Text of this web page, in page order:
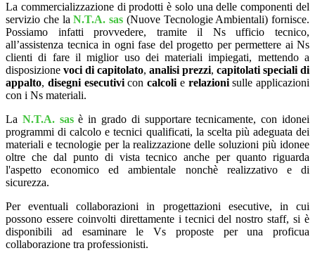
La commercializzazione di prodotti è solo una delle componenti del
servizio che laN.T.A. sas (Nuove Tecnologie Ambientali) fornisce.
Possiamo infatti provvedere, tramite il Ns ufficio tecnico,
all’assistenza tecnica in ogni fase del progetto per permettere ai Ns
clienti di fare il miglior uso dei materiali impiegati, mettendo a
disposizione voci di capitolato, analisi prezzi, capitolati speciali di
appalto, disegni esecutivicon calcoli e relazionisulle applicazioni
con i Ns materiali.
La N.T.A. sasè in grado di supportare tecnicamente, con idonei
programmi di calcolo e tecnici qualificati, la scelta più adeguata dei
materiali e tecnologie per la realizzazione delle soluzioni più idonee
oltre che dal punto di vista tecnico anche per quanto riguarda
l'aspetto economico ed ambientale nonchè realizzativo e di
sicurezza.
Per eventuali collaborazioni in progettazioni esecutive, in cui
possono essere coinvolti direttamente i tecnici del nostro staff, si è
disponibili ad esaminare le Vs proposte per una proficua
collaborazione tra professionisti.